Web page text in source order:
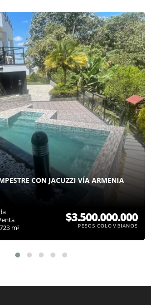
CON JACUZZI VÍA ARMENIA
m²
$3.500.000.000
PESOS COLOMBIANOS